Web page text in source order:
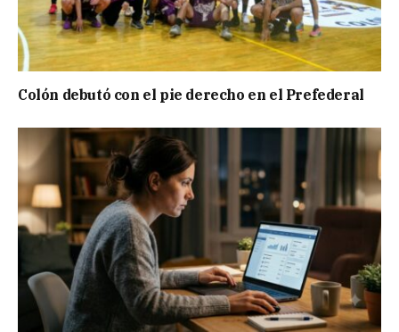
Colón debutó con el pie derecho en el Prefederal